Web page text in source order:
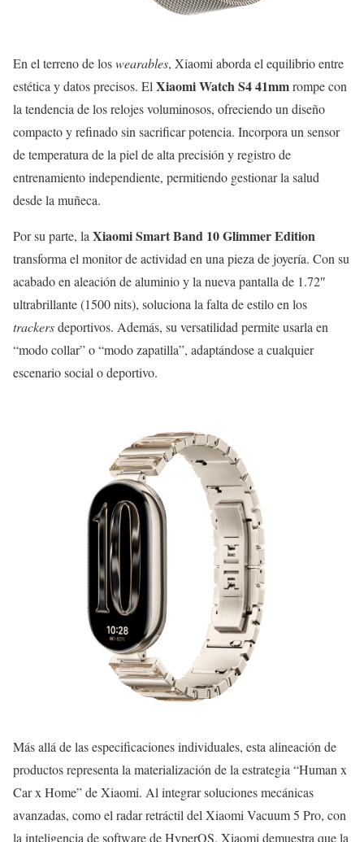
En el terreno de loswearables, Xiaomi aborda el equilibrio entre
estética y datos precisos. El Xiaomi Watch S4 41mmrompe con
la tendencia de los relojes voluminosos, ofreciendo un diseño
compacto y refinado sin sacrificar potencia. Incorpora un sensor
de temperatura de la piel de alta precisión y registro de
entrenamiento independiente, permitiendo gestionar la salud
desde la muñeca.
Por su parte, la Xiaomi Smart Band 10 Glimmer Edition
transforma el monitor de actividad en una pieza de joyería. Con su
acabado en aleación de aluminio y la nueva pantalla de 1.72″
ultrabrillante (1500 nits), soluciona la falta de estilo en los
trackersdeportivos. Además, su versatilidad permite usarla en
“modo collar” o “modo zapatilla”, adaptándose a cualquier
escenario social o deportivo.
Más allá de las especificaciones individuales, esta alineación de
productos representa la materialización de la estrategia “Human x
Car x Home” de Xiaomi. Al integrar soluciones mecánicas
avanzadas, como el radar retráctil del Xiaomi Vacuum 5 Pro, con
la inteligencia de software de HyperOS, Xiaomi demuestra que la